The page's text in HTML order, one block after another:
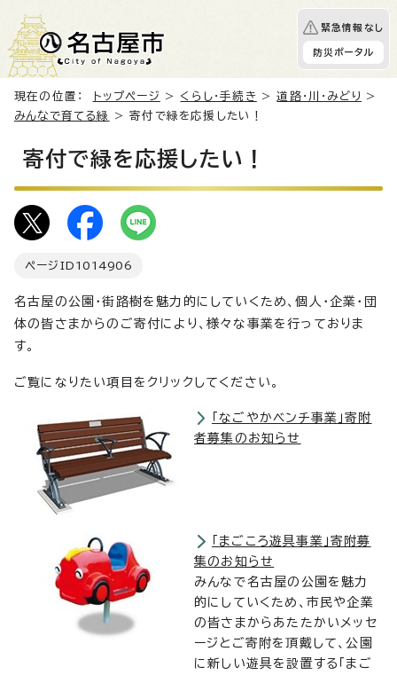
緊急情報なし
防災ポータル
現在の位置： トップページ > くらし・手続き >道路・川・みどり
>
みんなで育てる緑
> 寄付で緑を応援したい！
寄付で緑を応援したい！
ページID 1014906
名古屋の公園・街路樹を魅力的にしていくため、個人・企業・団
体の皆さまからのご寄付により、様々な事業を行っておりま
す。
ご覧になりたい項目をクリックしてください。
「なごやかベンチ事業」寄附
者募集のお知らせ
「まごころ遊具事業」寄附募
集のお知らせ
みんなで名古屋の公園を魅力
的にしていくため、市民や企業
の皆さまからあたたかいメッセ
ージとご寄附を頂戴して、公園
に新しい遊具を設置する「まご